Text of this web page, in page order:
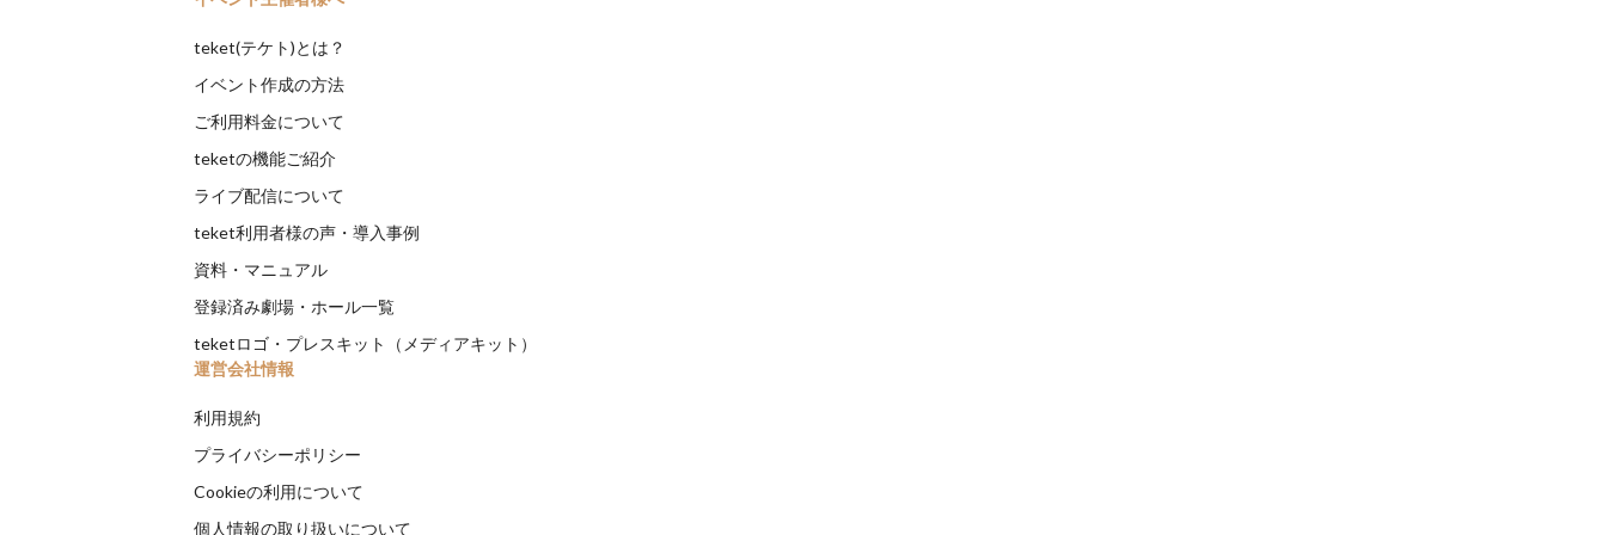
teket(テケト)とは？
イベント作成の方法
ご利用料金について
teketの機能ご紹介
ライブ配信について
teket利用者様の声・導入事例
資料・マニュアル
登録済み劇場・ホール一覧
teketロゴ・プレスキット（メディアキット）
運営会社情報
利用規約
プライバシーポリシー
Cookieの利用について
個人情報の取り扱いについて